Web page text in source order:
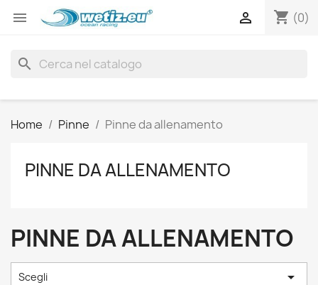
 shopping_cart (0)

search
Home Pinne Pinne da allenamento
PINNE DA ALLENAMENTO
PINNE DA ALLENAMENTO
Scegli 